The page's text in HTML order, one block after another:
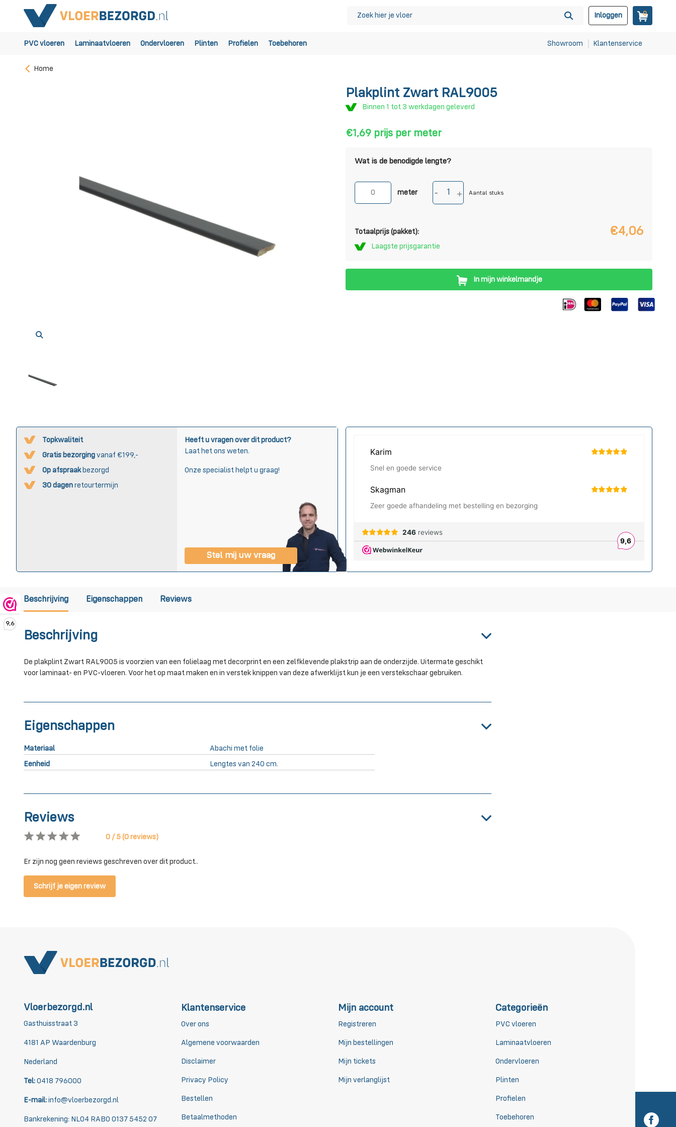
9,6
Inloggen 0
PVC vloeren Laminaatvloeren Ondervloeren Plinten Profielen Toebehoren Showroom Klantenservice
Home
Plakplint Zwart RAL9005
Binnen 1 tot 3 werkdagen geleverd
€1,69 prijs per meter
Wat is de benodigde lengte?
meter Aantal stuks
Totaalprijs (pakket): €4,06
Laagste prijsgarantie
In mijn winkelmandje
Topkwaliteit
Gratis bezorging vanaf €199,-
Op afspraak bezorgd
30 dagen retourtermijn
Heeft u vragen over dit product?
Laat het ons weten.
Onze specialist helpt u graag!
Stel mij uw vraag
Beschrijving Eigenschappen Reviews
Beschrijving
De plakplint Zwart RAL9005 is voorzien van een folielaag met decorprint en een zelfklevende plakstrip aan de onderzijde. Uitermate geschikt
voor laminaat- en PVC-vloeren. Voor het op maat maken en in verstek knippen van deze afwerklijst kun je een verstekschaar gebruiken.
Eigenschappen
Materiaal Abachi met folie
Eenheid Lengtes van 240 cm.
Reviews
0 / 5 (0 reviews)
Er zijn nog geen reviews geschreven over dit product..
Schrijf je eigen review
Vloerbezorgd.nl
Gasthuisstraat 3
4181 AP Waardenburg
Nederland
Tel: 0418 796000
E-mail: info@vloerbezorgd.nl
Bankrekening: NL04 RABO 0137 5452 07
Klantenservice
Over ons
Algemene voorwaarden
Disclaimer
Privacy Policy
Bestellen
Betaalmethoden
Mijn account
Registreren
Mijn bestellingen
Mijn tickets
Mijn verlanglijst
Categorieën
PVC vloeren
Laminaatvloeren
Ondervloeren
Plinten
Profielen
Toebehoren